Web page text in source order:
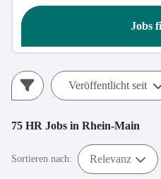
Jobs
Veröffentlicht seit
75 HR Jobs in Rhein-Main
Sortieren nach: Relevanz